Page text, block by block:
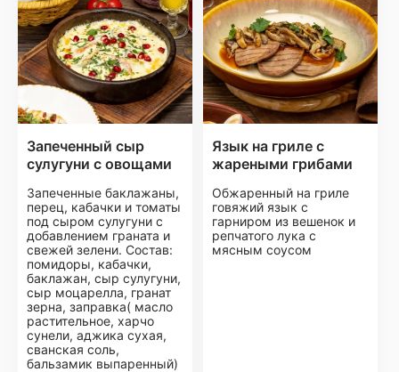
Запеченный сыр
сулугуни с овощами
Запеченные баклажаны,
перец, кабачки и томаты
под сыром сулугуни с
добавлением граната и
свежей зелени. Состав:
помидоры, кабачки,
баклажан, сыр сулугуни,
сыр моцарелла, гранат
зерна, заправка( масло
растительное, харчо
сунели, аджика сухая,
сванская соль,
бальзамик выпаренный)
Язык на гриле с
жареными грибами
Обжаренный на гриле
говяжий язык с
гарниром из вешенок и
репчатого лука с
мясным соусом